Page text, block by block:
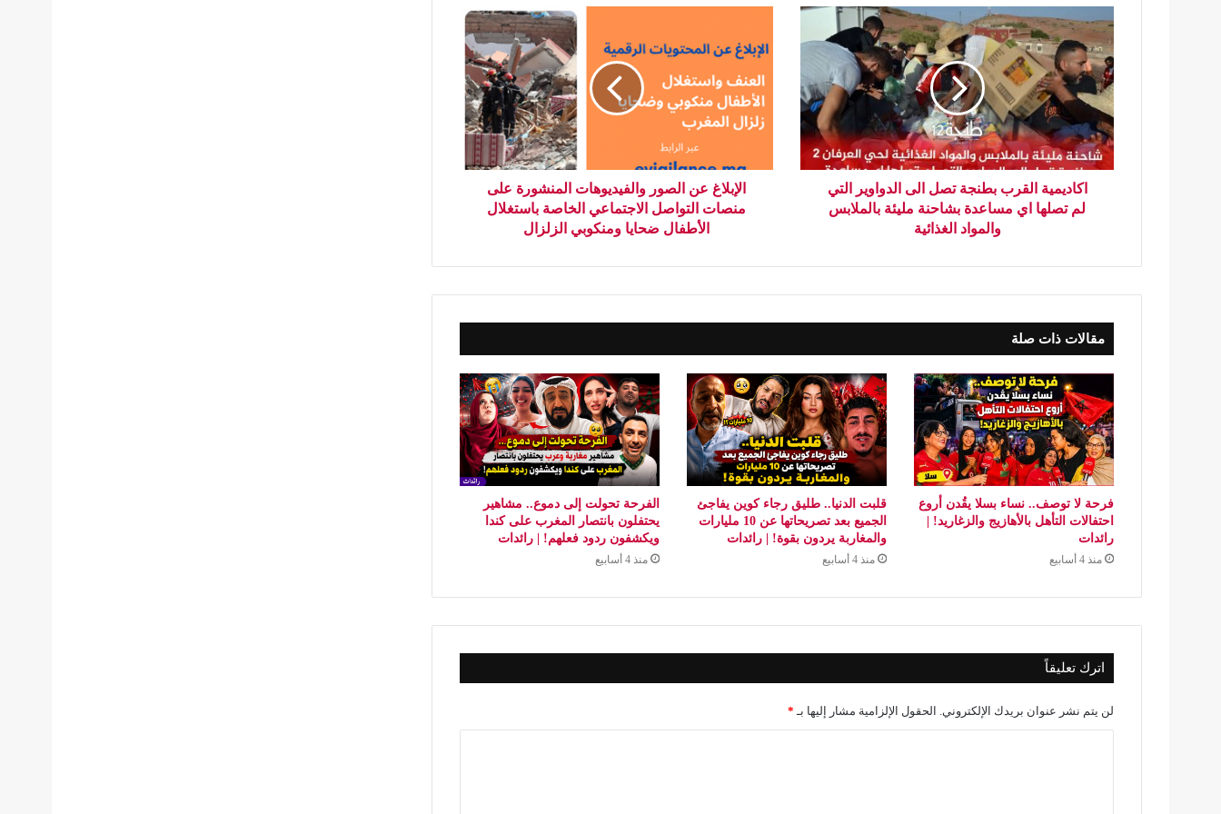
اكاديمية القرب بطنجة تصل الى الدواوير التي
لم تصلها اي مساعدة بشاحنة مليئة بالملابس
والمواد الغذائية
الإبلاغ عن الصور والفيديوهات المنشورة على
منصات التواصل الاجتماعي الخاصة باستغلال
الأطفال ضحايا ومنكوبي الزلزال
مقالات ذات صلة
فرحة لا توصف.. نساء بسلا يقُدن أروع
احتفالات التأهل بالأهازيج والزغاريد! |
رائدات
منذ 4 أسابيع
قلبت الدنيا.. طليق رجاء كوين يفاجئ
الجميع بعد تصريحاتها عن 10 مليارات
والمغاربة يردون بقوة! | رائدات
منذ 4 أسابيع
الفرحة تحولت إلى دموع.. مشاهير
يحتفلون بانتصار المغرب على كندا
ويكشفون ردود فعلهم! | رائدات
منذ 4 أسابيع
اترك تعليقاً
لن يتم نشر عنوان بريدك الإلكتروني. الحقول الإلزامية مشار إليها بـ *